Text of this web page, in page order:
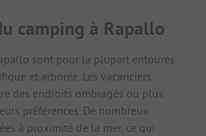
camping à Rapallo
sont pour la plupart entourés
et arborée. Les vacanciers
des endroits ombragés ou plus
préférences. De nombreux
à proximité de la mer, ce qui